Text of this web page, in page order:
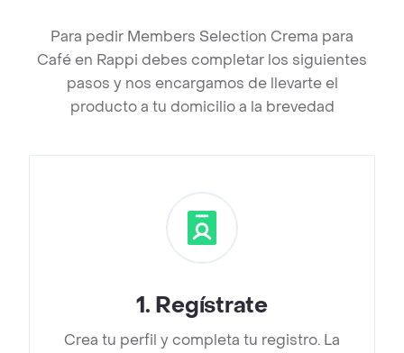
Para pedir Members Selection Crema para
Café en Rappi debes completar los siguientes
pasos y nos encargamos de llevarte el
producto a tu domicilio a la brevedad
1. Regístrate
Crea tu perfil y completa tu registro. La